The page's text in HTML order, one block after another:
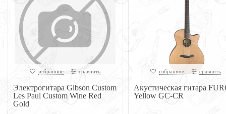
избранное сравнить
Электрогитара Gibson Custom
Les Paul Custom Wine Red
Gold
избранное сравнить
Акустическая гитара
Yellow GC-CR